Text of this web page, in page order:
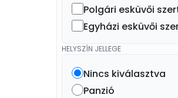
Polgári esküvői
Egyházi esküvői
HELYSZÍN JELLEGE
Nincs kiválasztva
Panzió